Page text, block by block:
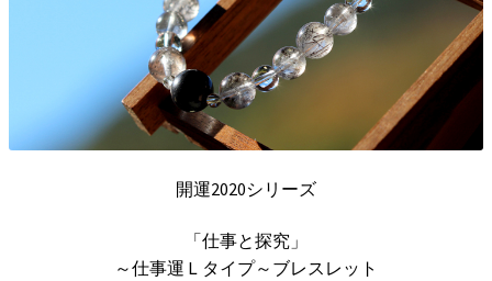
開運2020シリーズ
「仕事と探究」
～仕事運Ｌタイプ～ブレスレット